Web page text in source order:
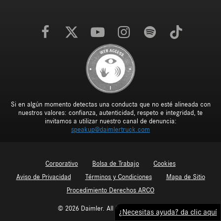
Si en algún momento detectas una conducta que no esté alineada con
nuestros valores: confianza, autenticidad, respeto e integridad, te
invitamos a utilizar nuestro canal de denuncia:
speakup@daimlertruck.com
Corporativo Bolsa de Trabajo
Cookies
Aviso de Privacidad
Términos y Condiciones
Mapa de Sitio
Procedimiento Derechos ARCO
© 2026 Daimler. All Rights Reserved.¿Necesitas ayuda? da clic aquí